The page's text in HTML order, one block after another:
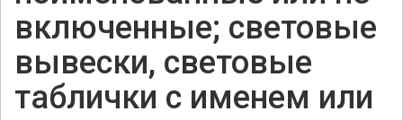
включенные; световые
вывески, световые
таблички с именем или